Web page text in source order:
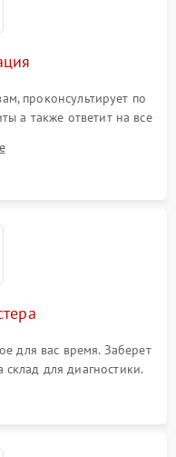
проконсультирует по
а также ответит на все
для вас время. Заберет
для диагностики.